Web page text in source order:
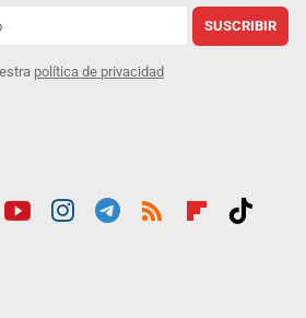
SUSCRIBIR
política de privacidad